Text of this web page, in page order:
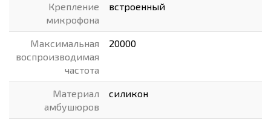
Крепление
микрофона
встроенный
Максимальная
воспроизводимая
частота
20000
Материал
амбушюров
силикон